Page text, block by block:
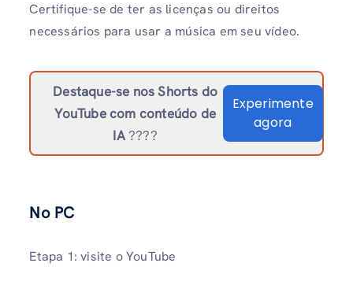
Certifique-se de ter as licenças ou direitos
necessários para usar a música em seu vídeo.
Destaque-se nos Shorts do
YouTube com conteúdo de
IA????
Experimente
agora
No PC
Etapa 1: visite o YouTube